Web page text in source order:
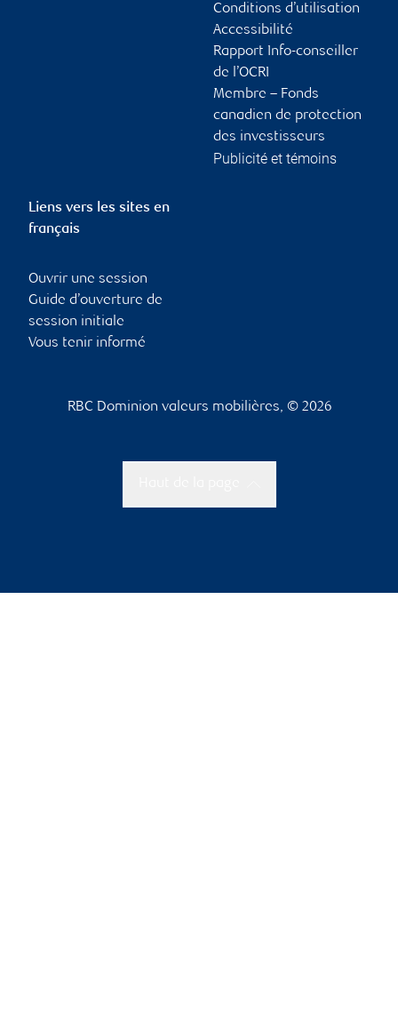
Conditions d’utilisation
Accessibilité
Rapport Info-conseiller
de l’OCRI
Membre – Fonds
canadien de protection
des investisseurs
Publicité et témoins
Liens vers les sites en
français
Ouvrir une session
Guide d’ouverture de
session initiale
Vous tenir informé
RBC Dominion valeurs mobilières, © 2026